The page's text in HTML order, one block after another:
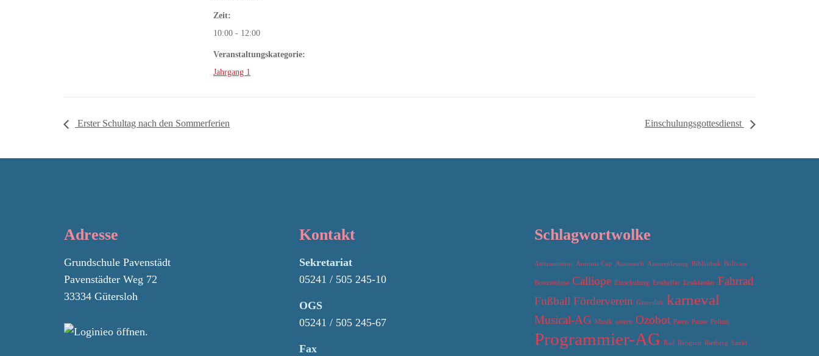
Zeit:
10:00 - 12:00
Veranstaltungskategorie:
Jahrgang 1
Erster Schultag nach den Sommerferien Einschulungsgottesdienst
Adresse
Grundschule Pavenstädt
Pavenstädter Weg 72
33334 Gütersloh
Kontakt
Sekretariat
05241 / 505 245-10
OGS
05241 / 505 245-67
Fax
Schlagwortwolke
Antirassismus Arminia Cup Austausch Autorenlesung Bibliothek Bolivien
Brotzeitdose Calliope Einschulung Ersthelfer Erstklässler Fahrrad
Fußball Förderverein Gütersloh karneval
Musical-AG Musik ostern Ozobot Paten Pause Polizei
Programmier-AG Rad Religion Rietberg Sankt